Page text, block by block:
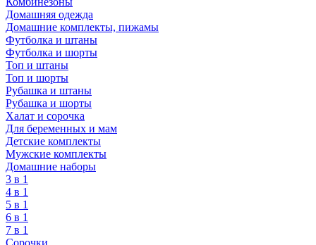
Домашняя одежда
Домашние комплекты, пижамы
Футболка и штаны
Футболка и шорты
Топ и штаны
Топ и шорты
Рубашка и штаны
Рубашка и шорты
Халат и сорочка
Для беременных и мам
Детские комплекты
Мужские комплекты
Домашние наборы
3 в 1
4 в 1
5 в 1
6 в 1
7 в 1
Сорочки